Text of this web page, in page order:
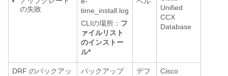
の失敗
time_install.log
CLIの場所： フ
ァイルリスト
のインストー
ル*
Unified
CCX
Database
DRF のバックアッ
バックアップ
デフ
Cisco